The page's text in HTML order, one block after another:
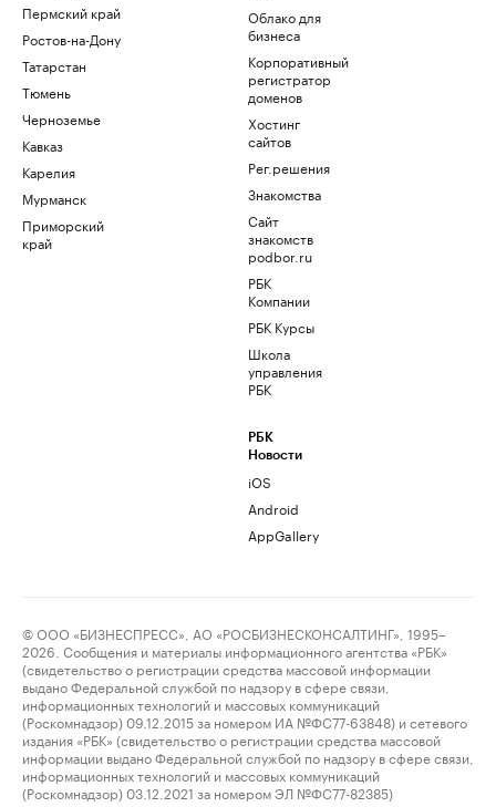
Пермский край
Ростов-на-Дону
Татарстан
Тюмень
Черноземье
Кавказ
Карелия
Мурманск
Приморский
край
Облако для
бизнеса
Корпоративный
регистратор
доменов
Хостинг
сайтов
Рег.решения
Знакомства
Сайт
знакомств
podbor.ru
РБК
Компании
РБК Курсы
Школа
управления
РБК
РБК
Новости
iOS
Android
AppGallery
© ООО «БИЗНЕСПРЕСС», АО «РОСБИЗНЕСКОНСАЛТИНГ», 1995–
2026. Сообщения и материалы информационного агентства «РБК»
(свидетельство о регистрации средства массовой информации
выдано Федеральной службой по надзору в сфере связи,
информационных технологий и массовых коммуникаций
(Роскомнадзор) 09.12.2015 за номером ИА №ФС77-63848) и сетевого
издания «РБК» (свидетельство о регистрации средства массовой
информации выдано Федеральной службой по надзору в сфере связи,
информационных технологий и массовых коммуникаций
(Роскомнадзор) 03.12.2021 за номером ЭЛ №ФС77-82385)